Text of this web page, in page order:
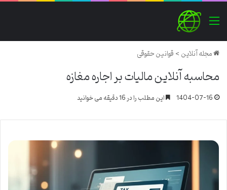
منو
مجله آنلاین>قوانین حقوقی
محاسبه آنلاین مالیات بر اجاره مغازه
1404-07-16 این مطلب را در 16 دقیقه می خوانید